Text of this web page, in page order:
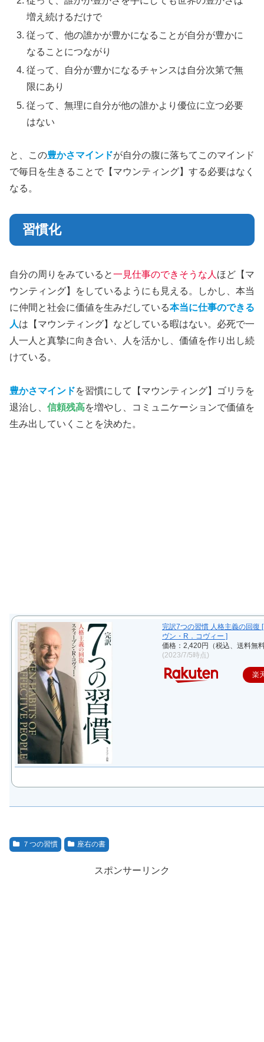
増え続けるだけで
従って、他の誰かが豊かになることが自分が豊かに
なることにつながり
従って、自分が豊かになるチャンスは自分次第で無
限にあり
従って、無理に自分が他の誰かより優位に立つ必要
はない
と、この豊かさマインドが自分の腹に落ちてこのマインド
で毎日を生きることで【マウンティング】する必要はなく
なる。
習慣化
自分の周りをみていると一見仕事のできそうな人 ほど【マ
ウンティング】をしているようにも見える。しかし、本当
に仲間と社会に価値を生みだしている本当に仕事のできる
人は【マウンティング】などしている暇はない。必死で一
人一人と真摯に向き合い、人を活かし、価値を作り出し続
けている。
豊かさマインドを習慣にして【マウンティング】ゴリラを
退治し、 信頼残高を増やし、コミュニケーションで価値を
生み出していくことを決めた。
完訳7つの習慣 人格主義の回復
ヴン・R．コヴィー ]
価格：2,420円（税込、送料無
(2023/7/5時点)
楽
７つの習慣 座右の書
スポンサーリンク